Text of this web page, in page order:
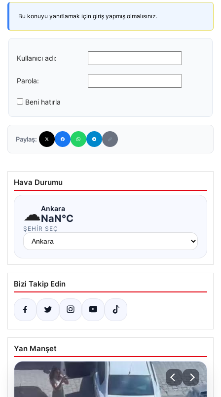
Bu konuyu yanıtlamak için giriş yapmış olmalısınız.
Kullanıcı adı:
Parola:
Beni hatırla
Paylaş:
Hava Durumu
☁Ankara
NaN°C
ŞEHIR SEÇ
Bizi Takip Edin
Yan Manşet